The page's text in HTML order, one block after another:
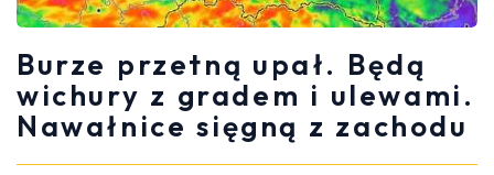
Burze przetną upał. Będą
wichury z gradem i ulewami.
Nawałnice sięgną z zachodu